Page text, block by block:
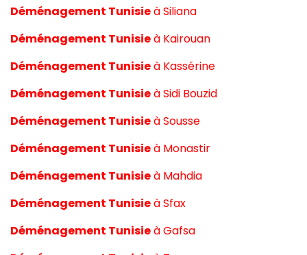
Déménagement TunisieàSiliana
Déménagement Tunisieà Kairouan
Déménagement Tunisieà Kassérine
Déménagement TunisieàSidi Bouzid
Déménagement TunisieàSousse
Déménagement Tunisieà Monastir
Déménagement Tunisieà Mahdia
Déménagement TunisieàSfax
Déménagement TunisieàGafsa